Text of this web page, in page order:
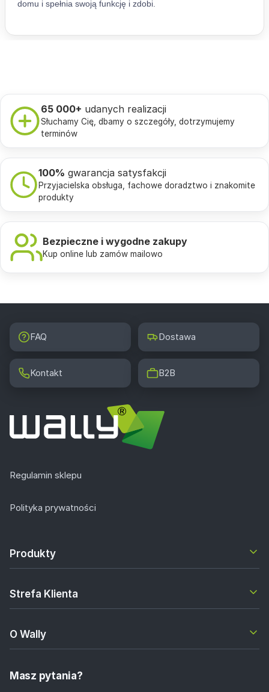
65 000+ udanych realizacji
Słuchamy Cię, dbamy o szczegóły, dotrzymujemy
terminów
100% gwarancja satysfakcji
Przyjacielska obsługa, fachowe doradztwo i znakomite
produkty
Bezpieczne i wygodne zakupy
Kup online lub zamów mailowo
FAQ Dostawa
Kontakt B2B
Regulamin sklepu
Polityka prywatności
Produkty
Strefa Klienta
O Wally
Masz pytania?